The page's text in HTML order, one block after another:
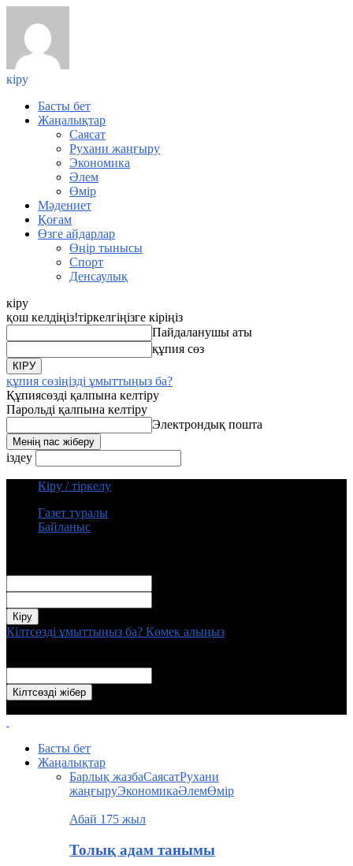
кіру
Басты бет
Жаңалықтар
Саясат
Рухани жаңғыру
Экономика
Әлем
Өмір
Мәдениет
Қоғам
Өзге айдарлар
Өңір тынысы
Спорт
Денсаулық
кіру
қош келдіңіз!тіркелгіңізге кіріңіз
Пайдаланушы аты
құпия сөз
құпия сөзіңізді ұмыттыңыз ба?
Құпиясөзді қалпына келтіру
Парольді қалпына келтіру
Электрондық пошта
іздеу
Кіру / тіркелу
Газет туралы
Байланыс
Кілтсөзді ұмыттыңыз ба? Көмек алыңыз
Басты бет
Жаңалықтар
Барлық жазбаСаясатРухани
жаңғыруЭкономикаӘлемӨмір
Абай 175 жыл
Толық адам танымы